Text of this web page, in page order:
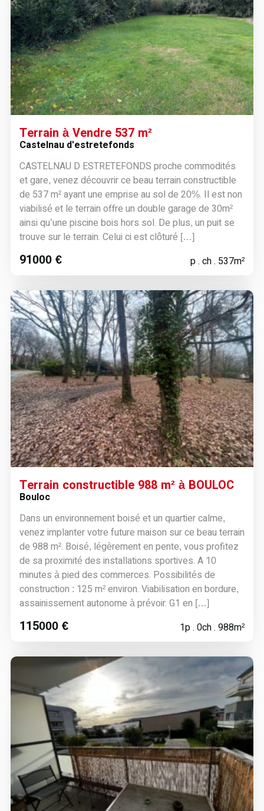
Terrain à Vendre 537 m²
Castelnau d'estretefonds
CASTELNAU D ESTRETEFONDS proche commodités
et gare, venez découvrir ce beau terrain constructible
de 537 m² ayant une emprise au sol de 20%. Il est non
viabilisé et le terrain offre un double garage de 30m²
ainsi qu’une piscine bois hors sol. De plus, un puit se
trouve sur le terrain. Celui ci est clôturé […]
91000 € p . ch . 537m²
Terrain constructible 988 m² à BOULOC
Bouloc
Dans un environnement boisé et un quartier calme,
venez implanter votre future maison sur ce beau terrain
de 988 m². Boisé, légèrement en pente, vous profitez
de sa proximité des installations sportives. A 10
minutes à pied des commerces. Possibilités de
construction : 125 m² environ. Viabilisation en bordure,
assainissement autonome à prévoir. G1 en […]
115000 € 1p . 0ch . 988m²